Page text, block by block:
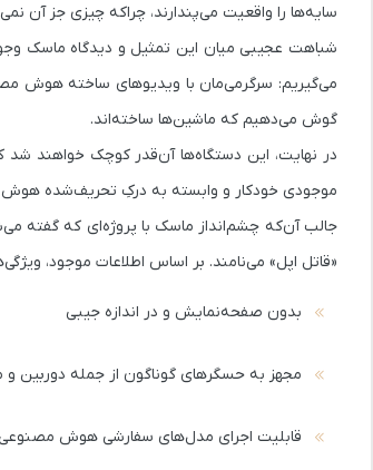
سایه‌ها را واقعیت می‌پندارند، چراکه چیزی جز آن
شباهت عجیبی میان این تمثیل و دیدگاه ماسک
می‌گیریم: سرگرمی‌مان با ویدیوهای ساخته هوش
گوش می‌دهیم که ماشین‌ها ساخته‌اند.
در نهایت، این دستگاه‌ها آن‌قدر کوچک خواهند شد
موجودی خودکار و وابسته به درکِ تحریف‌شده
جالب آن‌که چشم‌انداز ماسک با پروژه‌ای که گفته
«قاتل اپل» می‌نامند. بر اساس اطلاعات موجود،
بدون صفحه‌نمایش و در اندازه جیبی
مجهز به حسگرهای گوناگون از جمله دوربین
قابلیت اجرای مدل‌های سفارشی هوش مصنوعی